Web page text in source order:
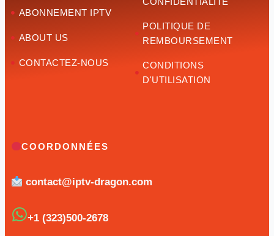
ABONNEMENT IPTV
ABOUT US
CONTACTEZ-NOUS
POLITIQUE DE
REMBOURSEMENT
CONDITIONS
D'UTILISATION
COORDONNÉES
contact@iptv-dragon.com
+1 (323)500-2678